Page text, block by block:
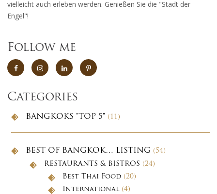
vielleicht auch erleben werden. Genießen Sie die "Stadt der
Engel"!
Follow me
Categories
BANGKOKS "TOP 5" (11)
BEST OF BANGKOK… LISTING (54)
RESTAURANTS & BISTROS (24)
Best Thai Food (20)
International (4)